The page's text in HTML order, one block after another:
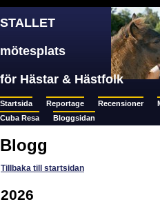
STALLET
mötesplats
för Hästar & Hästfolk
Startsida Reportage Recensioner
Cuba Resa
Bloggsidan
Blogg
Tillbaka till startsidan
2026